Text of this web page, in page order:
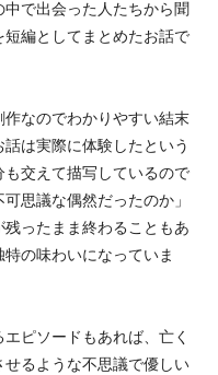
で出会った人たちから聞
編としてまとめたお話で
なのでわかりやすい結末
は実際に体験したという
交えて描写しているので
思議な偶然だったのか」
ったまま終わることもあ
の味わいになっていま
ピソードもあれば、亡く
るような不思議で優しい